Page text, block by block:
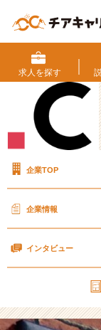
求人を探す
企業TOP
企業情報
インタビュー